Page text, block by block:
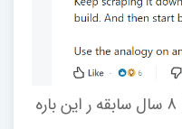
آقای مراتیانجایا اهل هندوستان با 8 سال سابقه ر این باره